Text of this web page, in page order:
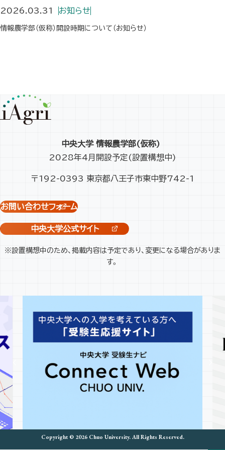
2026.03.31 お知らせ
情報農学部（仮称）開設時期について（お知らせ）
中央大学 情報農学部(仮称)
2028年4月開設予定(設置構想中)
〒192-0393 東京都八王子市東中野742-1
お問い合わせフォーム
中央大学公式サイト
※設置構想中のため、掲載内容は予定であり、変更になる場合がありま
す。
Copyright © 2026 Chuo University. All Rights Reserved.